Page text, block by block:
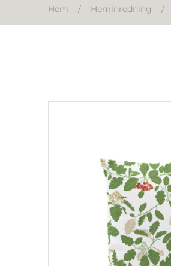
Hem / Heminredning /